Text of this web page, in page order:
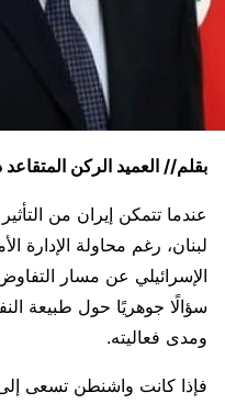
بقلم// العميد الركن
عندما تتمكن إيران من
لبنان، رغم محاولة الإدارة
الإسرائيلي عن مسار
سؤالًا جوهريًا حول طبيعة
ومدى فعاليته.
فإذا كانت واشنطن تسعى